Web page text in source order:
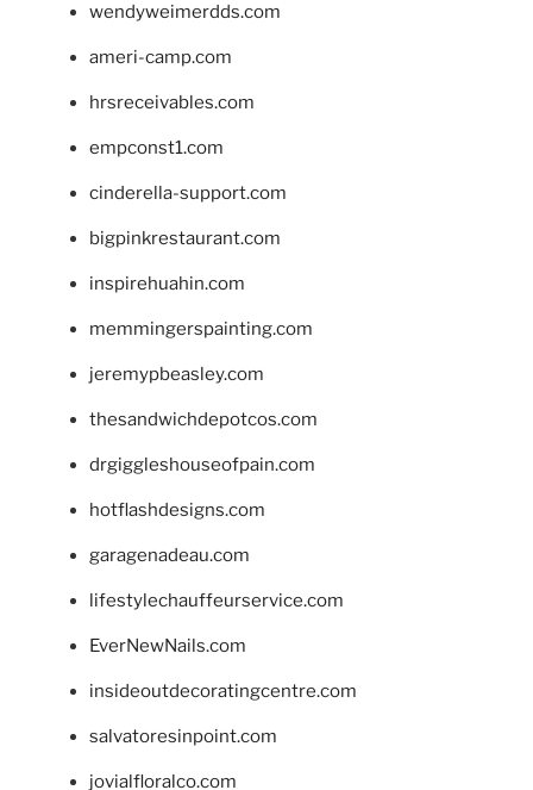
wendyweimerdds.com
ameri-camp.com
hrsreceivables.com
empconst1.com
cinderella-support.com
bigpinkrestaurant.com
inspirehuahin.com
memmingerspainting.com
jeremypbeasley.com
thesandwichdepotcos.com
drgiggleshouseofpain.com
hotflashdesigns.com
garagenadeau.com
lifestylechauffeurservice.com
EverNewNails.com
insideoutdecoratingcentre.com
salvatoresinpoint.com
jovialfloralco.com